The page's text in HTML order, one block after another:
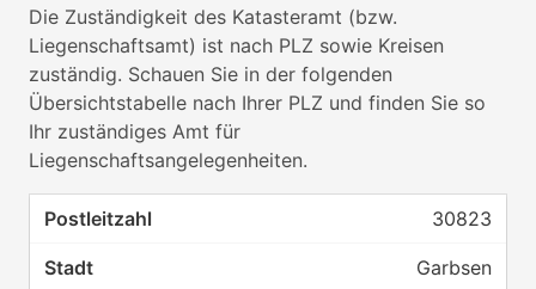
Die Zuständigkeit des Katasteramt (bzw.
Liegenschaftsamt) ist nach PLZ sowie Kreisen
zuständig. Schauen Sie in der folgenden
Übersichtstabelle nach Ihrer PLZ und finden Sie so
Ihr zuständiges Amt für
Liegenschaftsangelegenheiten.
30823
Garbsen